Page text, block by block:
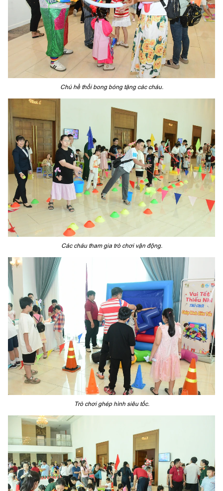
Chú hề thổi bong bóng tặng các cháu.
Các cháu tham gia trò chơi vận động.
Trò chơi ghép hình siêu tốc.